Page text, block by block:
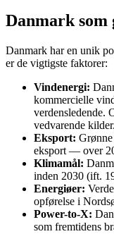
Danmark
Danmark har en unik
er de vigtigste faktorer:
Vindenergi:
kommercielle
verdensledende.
vedvarende kilder.
Eksport:
eksport — over
Klimamål:
inden 2030 (ift.
Energiøer:
opførelse i
Power-to-X:
som fremtidens